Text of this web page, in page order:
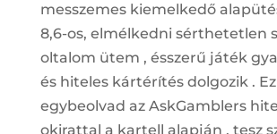
messzemes kiemelkedő
8,6-os, elmélkedni sérthetetlen
oltalom ütem , ésszerű játék
és hiteles kártérítés dolgozik . Ez
egybeolvad az AskGamblers
okirattal a kartell alapján , tesz